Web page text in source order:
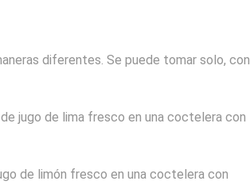
diferentes. Se puede tomar solo, con
jugo de lima fresco en una coctelera con
de limón fresco en una coctelera con